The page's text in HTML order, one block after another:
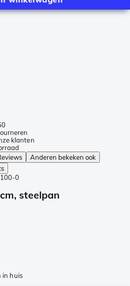
klanten
Anderen bekeken ook
0
steelpan
in huis